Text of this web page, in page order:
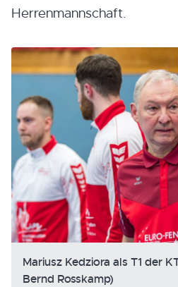
Herrenmannschaft.
Mariusz Kedziora als T1 der
Bernd Rosskamp)